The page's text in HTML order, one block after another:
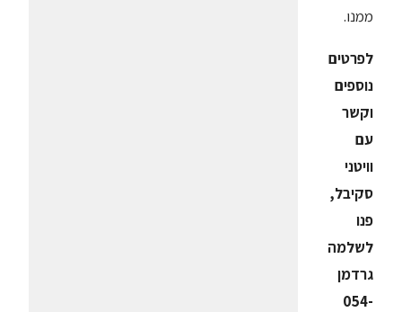
ממנו.
לפרטים
נוספים
וקשר
עם
וויטני
סקיבל,
פנו
לשלמה
גרדמן
054-